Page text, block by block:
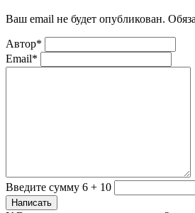
Ваш email не будет опубликован.
Автор*
Email*
Введите сумму 6 + 10
Написать